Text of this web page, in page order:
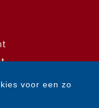
voor een zo